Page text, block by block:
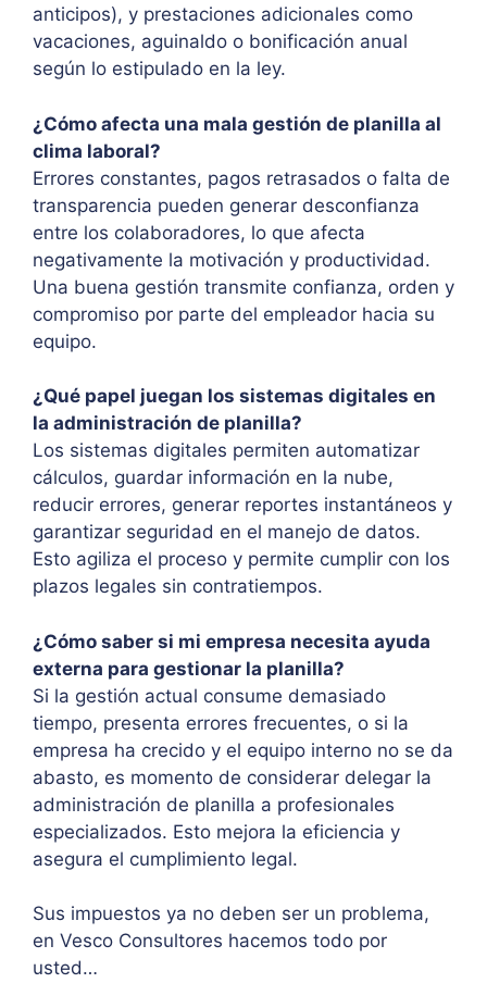
anticipos), y prestaciones adicionales como
vacaciones, aguinaldo o bonificación anual
según lo estipulado en la ley.
¿Cómo afecta una mala gestión de planilla al
clima laboral?
Errores constantes, pagos retrasados o falta de
transparencia pueden generar desconfianza
entre los colaboradores, lo que afecta
negativamente la motivación y productividad.
Una buena gestión transmite confianza, orden y
compromiso por parte del empleador hacia su
equipo.
¿Qué papel juegan los sistemas digitales en
la administración de planilla?
Los sistemas digitales permiten automatizar
cálculos, guardar información en la nube,
reducir errores, generar reportes instantáneos y
garantizar seguridad en el manejo de datos.
Esto agiliza el proceso y permite cumplir con los
plazos legales sin contratiempos.
¿Cómo saber si mi empresa necesita ayuda
externa para gestionar la planilla?
Si la gestión actual consume demasiado
tiempo, presenta errores frecuentes, o si la
empresa ha crecido y el equipo interno no se da
abasto, es momento de considerar delegar la
administración de planilla a profesionales
especializados. Esto mejora la eficiencia y
asegura el cumplimiento legal.
Sus impuestos ya no deben ser un problema,
en Vesco Consultores hacemos todo por
usted…